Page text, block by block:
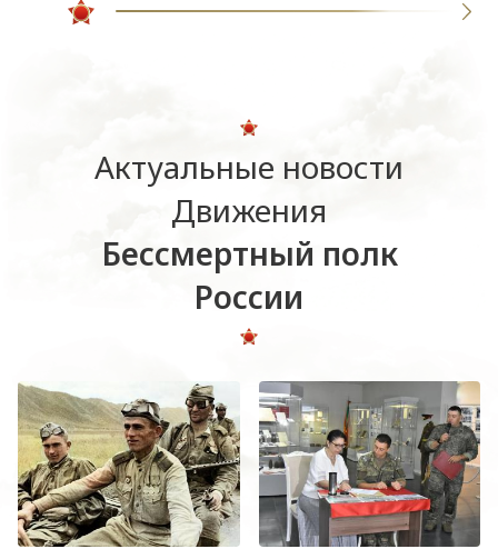
Актуальные новости
Движения
Бессмертный полк
России